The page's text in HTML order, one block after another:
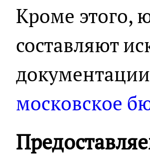
Кроме этого,
составляют
московское